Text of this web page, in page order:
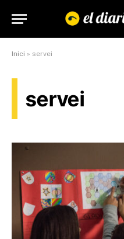
Inici » servei
servei